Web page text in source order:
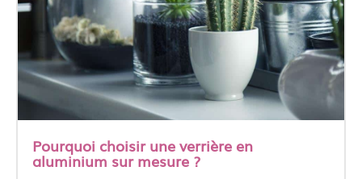
Pourquoi choisir une verrière en
aluminium sur mesure ?